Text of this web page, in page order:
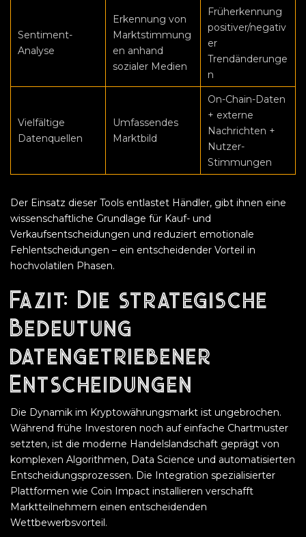
Sentiment-
Analyse
Erkennung von
Marktstimmung
en anhand
sozialer Medien
Früherkennung
positiver/negativ
er
Trendänderunge
n
Vielfältige
Datenquellen
Umfassendes
Marktbild
On-Chain-Daten
+ externe
Nachrichten +
Nutzer-
Stimmungen
Der Einsatz dieser Tools entlastet Händler, gibt ihnen eine
wissenschaftliche Grundlage für Kauf- und
Verkaufsentscheidungen und reduziert emotionale
Fehlentscheidungen – ein entscheidender Vorteil in
hochvolatilen Phasen.
Fazit: Die strategische
Bedeutung
datengetriebener
Entscheidungen
Die Dynamik im Kryptowährungsmarkt ist ungebrochen.
Während frühe Investoren noch auf einfache Chartmuster
setzten, ist die moderne Handelslandschaft geprägt von
komplexen Algorithmen, Data Science und automatisierten
Entscheidungsprozessen. Die Integration spezialisierter
Plattformen wie Coin Impact installieren verschafft
Marktteilnehmern einen entscheidenden
Wettbewerbsvorteil.